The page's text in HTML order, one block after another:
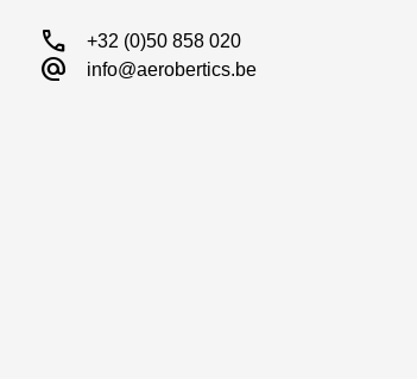
call +32 (0)50 858 020
alternate_email info@aerobertics.be